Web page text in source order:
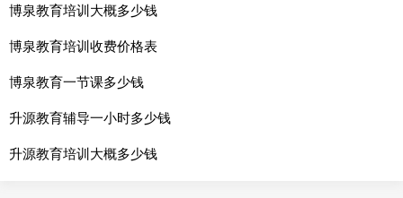
博泉教育培训大概多少钱
博泉教育培训收费价格表
博泉教育一节课多少钱
升源教育辅导一小时多少钱
升源教育培训大概多少钱